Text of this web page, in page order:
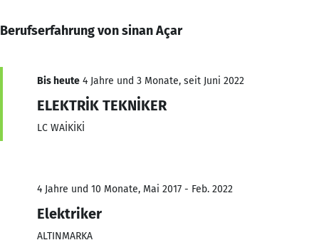
Berufserfahrung von sinan Açar
Bis heute 4 Jahre und 3 Monate, seit Juni 2022
ELEKTRİK TEKNİKER
LC WAİKİKİ
4 Jahre und 10 Monate, Mai 2017 - Feb. 2022
Elektriker
ALTINMARKA